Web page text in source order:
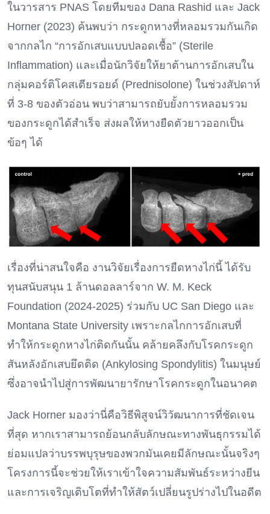
ในวารสาร PNAS โดยทีมของ Dana Rashid และ Jack
Horner (2023) ค้นพบว่า กระดูกหางที่หลอมรวมกันเกิด
จากกลไก “การอักเสบแบบปลอดเชื้อ” (Sterile
Inflammation) และเมื่อนักวิจัยให้ยาต้านการอักเสบใน
กลุ่มคอร์ติโคสเตียรอยด์ (Prednisolone) ในช่วงสัปดาห์
ที่ 3-8 ของตัวอ่อน พบว่าสามารถยับยั้งการหลอมรวม
ของกระดูกได้สำเร็จ ส่งผลให้หางยืดตัวยาวออกเป็น
ข้อๆ ได้
เรื่องที่น่าสนใจคือ งานวิจัยเรื่องการยืดหางไก่นี้ ได้รับ
ทุนสนับสนุน 1 ล้านดอลลาร์จาก W. M. Keck
Foundation (2024-2025) ร่วมกับ UC San Diego และ
Montana State University เพราะกลไกการอักเสบที่
ทำให้กระดูกหางไก่ติดกันนั้น คล้ายคลึงกับโรคกระดูก
สันหลังอักเสบยึดติด (Ankylosing Spondylitis) ในมนุษย์
ซึ่งอาจนำไปสู่การพัฒนายารักษาโรคกระดูกในอนาคต
Jack Horner มองว่านี่คือวิธีพิสูจน์วิวัฒนาการที่ชัดเจน
ที่สุด หากเราสามารถย้อนกลับลักษณะทางพันธุกรรมได้
ย่อมแปลว่าบรรพบุรุษของพวกมันเคยมีลักษณะนั้นจริงๆ
โครงการนี้จะช่วยให้เราเข้าใจความสัมพันธ์ระหว่างยีน
และการเจริญเติบโตที่ทำให้สัตว์เปลี่ยนรูปร่างไปในอดีต